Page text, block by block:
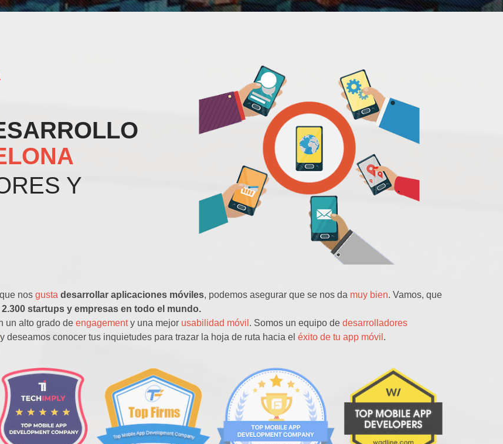
Y
nos gusta desarrollar aplicaciones móviles, podemos asegurar que se nos da muy bien. Vamos, que
2.300 startups y empresas en todo el mundo.
un alto grado de engagementy una mejor usabilidad móvil . Somos un equipo de desarrolladores
y deseamos conocer tus inquietudes para trazar la hoja de ruta hacia el éxito de tu app móvil .